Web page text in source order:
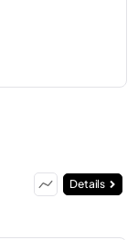
Details